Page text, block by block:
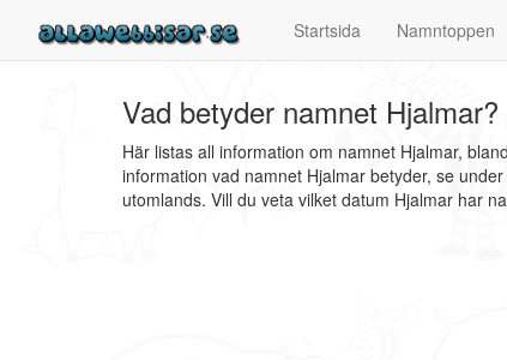
Startsida Namntoppen
Vad betyder namnet
Här listas all information om namnet Hjalmar,
information vad namnet Hjalmar betyder, se
utomlands. Vill du veta vilket datum Hjalmar har